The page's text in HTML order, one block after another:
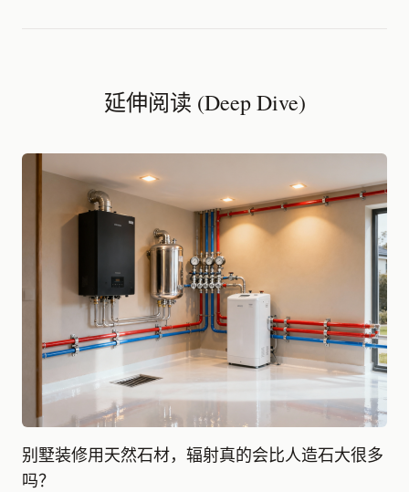
延伸阅读 (Deep Dive)
别墅装修用天然石材，辐射真的会比人造石大很多
吗？